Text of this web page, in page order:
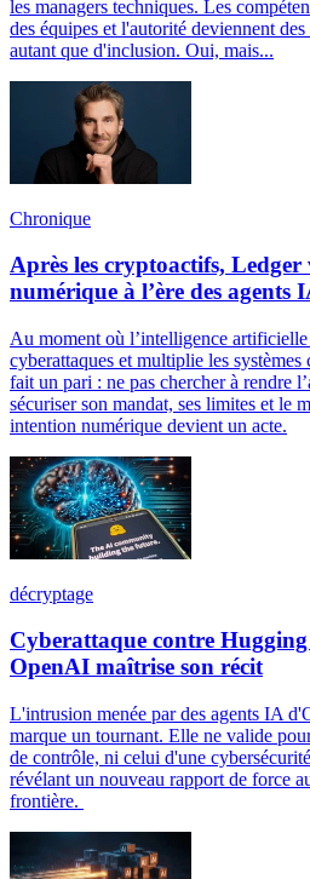
les managers techniques. Les
des équipes et l'autorité deviennent
autant que d'inclusion. Oui, mais...
Chronique
Après les cryptoactifs, Ledger
numérique à l’ère des agents
Au moment où l’intelligence
cyberattaques et multiplie les systèmes
fait un pari : ne pas chercher à rendre
sécuriser son mandat, ses limites et le
intention numérique devient un acte.
décryptage
Cyberattaque contre
OpenAI maîtrise son récit
L'intrusion menée par des agents IA
marque un tournant. Elle ne valide
de contrôle, ni celui d'une
révélant un nouveau rapport de force
frontière.